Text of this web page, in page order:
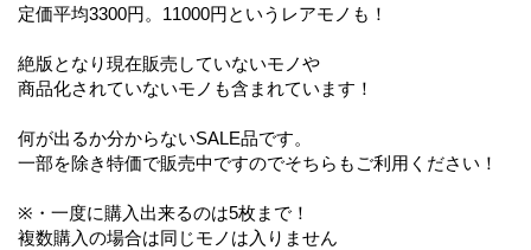
定価平均3300円。11000円というレアモノも！
絶版となり現在販売していないモノや
商品化されていないモノも含まれています！
何が出るか分からないSALE品です。
一部を除き特価で販売中ですのでそちらもご利用ください！
※・一度に購入出来るのは5枚まで！
複数購入の場合は同じモノは入りません